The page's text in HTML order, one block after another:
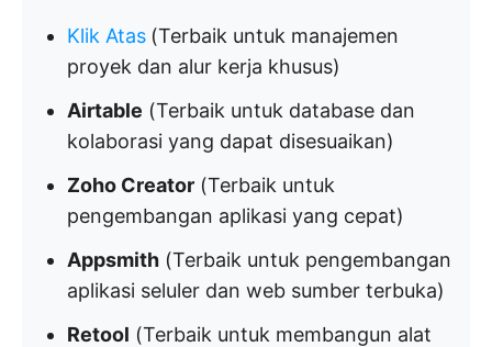
Klik Atas (Terbaik untuk manajemen
proyek dan alur kerja khusus)
Airtable (Terbaik untuk database dan
kolaborasi yang dapat disesuaikan)
Zoho Creator (Terbaik untuk
pengembangan aplikasi yang cepat)
Appsmith (Terbaik untuk pengembangan
aplikasi seluler dan web sumber terbuka)
Retool (Terbaik untuk membangun alat